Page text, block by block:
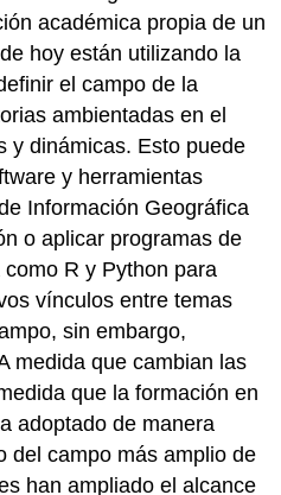
académica propia de un
hoy están utilizando la
el campo de la
ambientadas en el
y dinámicas. Esto puede
y herramientas
Información Geográfica
o aplicar programas de
R y Python para
vínculos entre temas
sin embargo,
medida que cambian las
que la formación en
adoptado de manera
del campo más amplio de
han ampliado el alcance